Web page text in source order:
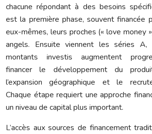
chacune répondant à des besoins
est la première phase, souvent financée
eux-mêmes, leurs proches (« love money
angels. Ensuite viennent les séries
montants investis augmentent
financer le développement du
l’expansion géographique et le
Chaque étape requiert une approche
un niveau de capital plus important.
L’accès aux sources de financement